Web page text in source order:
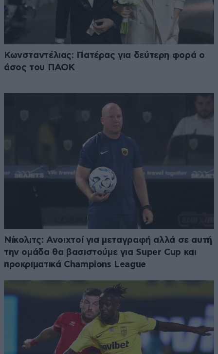
Κωνσταντέλιας: Πατέρας για δεύτερη φορά ο
άσος του ΠΑΟΚ
Νίκολιτς: Ανοιχτοί για μεταγραφή αλλά σε αυτή
την ομάδα θα βασιστούμε για Super Cup και
προκριματικά Champions League